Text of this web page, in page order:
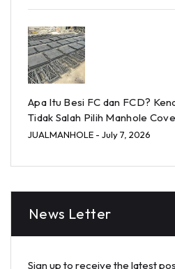
Apa Itu Besi FC dan FCD?
Tidak Salah Pilih Manhole
JUALMANHOLE - July 7, 2026
News Letter
Sign up to receive the latest